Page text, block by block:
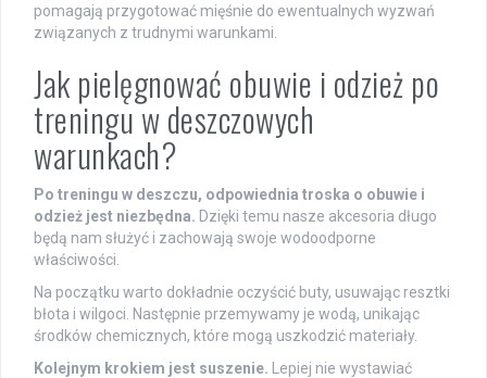
pomagają przygotować mięśnie do ewentualnych wyzwań
związanych z trudnymi warunkami.
Jak pielęgnować obuwie i odzież po
treningu w deszczowych
warunkach?
Po treningu w deszczu, odpowiednia troska o obuwie i
odzież jest niezbędna. Dzięki temu nasze akcesoria długo
będą nam służyć i zachowają swoje wodoodporne
właściwości.
Na początku warto dokładnie oczyścić buty, usuwając resztki
błota i wilgoci. Następnie przemywamy je wodą, unikając
środków chemicznych, które mogą uszkodzić materiały.
Kolejnym krokiem jest suszenie. Lepiej nie wystawiać